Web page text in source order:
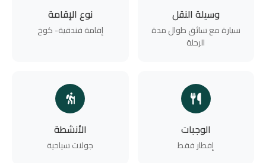
وسيلة النقل
سيارة مع سائق طوال مدة
الرحلة
نوع الإقامة
إقامة فندقية- كوخ
الوجبات
إفطار فقط
الأنشطة
جولات سياحية